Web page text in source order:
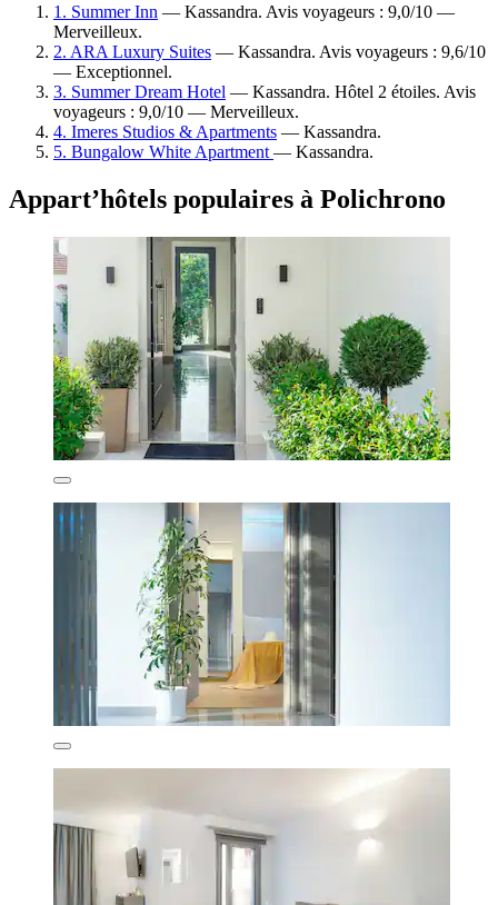
1. Summer Inn — Kassandra. Avis voyageurs : 9,0/10 —
Merveilleux.
2. ARA Luxury Suites — Kassandra. Avis voyageurs : 9,6/10
— Exceptionnel.
3. Summer Dream Hotel — Kassandra. Hôtel 2 étoiles. Avis
voyageurs : 9,0/10 — Merveilleux.
4. Imeres Studios & Apartments — Kassandra.
5. Bungalow White Apartment — Kassandra.
Appart’hôtels populaires à Polichrono